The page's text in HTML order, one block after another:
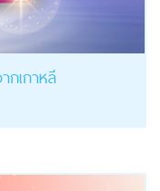
กเกาหลี